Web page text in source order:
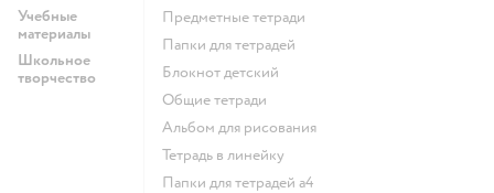
Учебные
материалы
Школьное
творчество
Предметные тетради
Папки для тетрадей
Блокнот детский
Общие тетради
Альбом для рисования
Тетрадь в линейку
Папки для тетрадей а4